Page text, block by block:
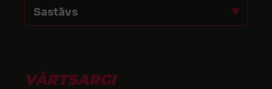
Sastāvs
VĀRTSARGI